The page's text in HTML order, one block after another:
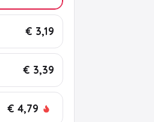
€ 3,19
€ 3,39
€ 4,79